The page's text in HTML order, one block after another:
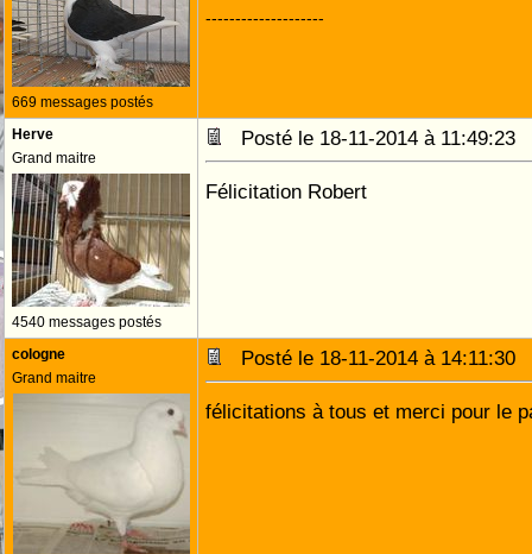
669 messages postés
--------------------
Herve
Grand maitre
4540 messages postés
Posté le 18-11-2014 à 11:49:23
Félicitation Robert
cologne
Grand maitre
Posté le 18-11-2014 à 14:11:30
félicitations à tous et merci pour le